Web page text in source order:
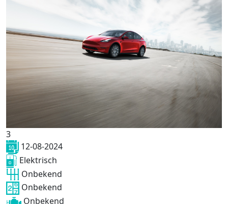
3
12-08-2024
Elektrisch
Onbekend
Onbekend
Onbekend